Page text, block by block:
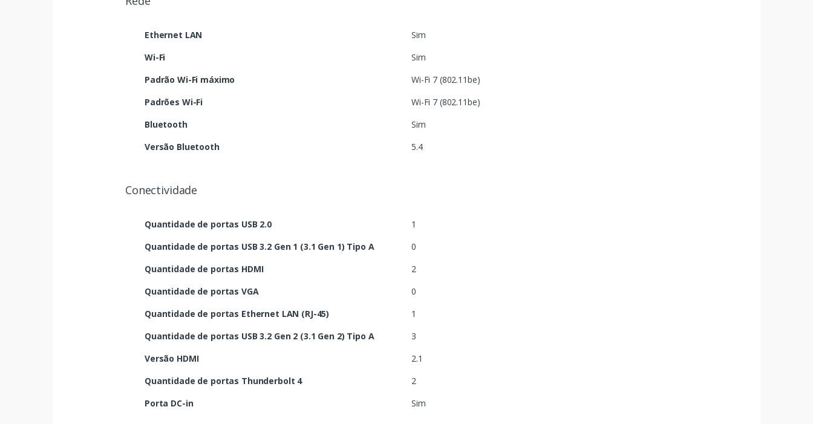
Ethernet LAN
Sim
Wi-Fi
Sim
Padrão Wi-Fi máximo
Wi-Fi 7 (802.11be)
Padrões Wi-Fi
Wi-Fi 7 (802.11be)
Bluetooth
Sim
Versão Bluetooth
5.4
Conectividade
Quantidade de portas USB 2.0
1
Quantidade de portas USB 3.2 Gen 1 (3.1 Gen 1) Tipo A
0
Quantidade de portas HDMI
2
Quantidade de portas VGA
0
Quantidade de portas Ethernet LAN (RJ-45)
1
Quantidade de portas USB 3.2 Gen 2 (3.1 Gen 2) Tipo A
3
Versão HDMI
2.1
Quantidade de portas Thunderbolt 4
2
Porta DC-in
Sim